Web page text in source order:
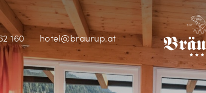
160 hotel@braurup.at